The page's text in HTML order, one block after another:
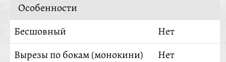
Особенности
Бесшовный
Нет
Вырезы по бокам (монокини)
Нет